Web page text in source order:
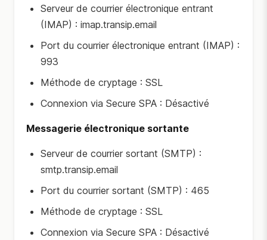
Serveur de courrier électronique entrant
(IMAP) : imap.transip.email
Port du courrier électronique entrant (IMAP) :
993
Méthode de cryptage : SSL
Connexion via Secure SPA : Désactivé
Messagerie électronique sortante
Serveur de courrier sortant (SMTP) :
smtp.transip.email
Port du courrier sortant (SMTP) : 465
Méthode de cryptage : SSL
Connexion via Secure SPA : Désactivé